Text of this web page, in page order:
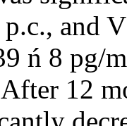
and
ń 8 pg/
12